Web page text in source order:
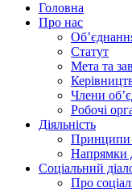
Головна
Про нас
Статут
Мета та
Члени
Робочі
Діяльність
Принципи
Напрямки
Соціальний
Про